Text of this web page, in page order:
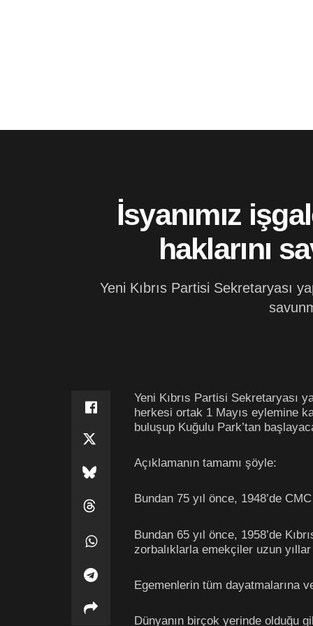
İsyanımız
haklarını
Yeni Kıbrıs Partisi Sekretaryası
Yeni Kıbrıs Partisi Sekretaryası
herkesi ortak 1 Mayıs eylemine
buluşup Kuğulu Park’tan
Açıklamanın tamamı şöyle:
Bundan 75 yıl önce, 1948’de
Bundan 65 yıl önce, 1958’de
zorbalıklarla emekçiler uzun
Egemenlerin tüm dayatmalarına
Dünyanın birçok yerinde olduğu